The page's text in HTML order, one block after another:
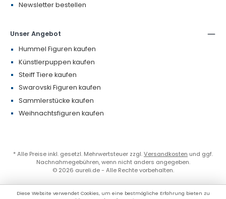
Newsletter bestellen
Unser Angebot
Hummel Figuren kaufen
Künstlerpuppen kaufen
Steiff Tiere kaufen
Swarovski Figuren kaufen
Sammlerstücke kaufen
Weihnachtsfiguren kaufen
* Alle Preise inkl. gesetzl. Mehrwertsteuer zzgl.Versandkosten und ggf.
Nachnahmegebühren, wenn nicht anders angegeben.
© 2026 aureli.de - Alle Rechte vorbehalten.
Diese Website verwendet Cookies, um eine bestmögliche Erfahrung bieten zu